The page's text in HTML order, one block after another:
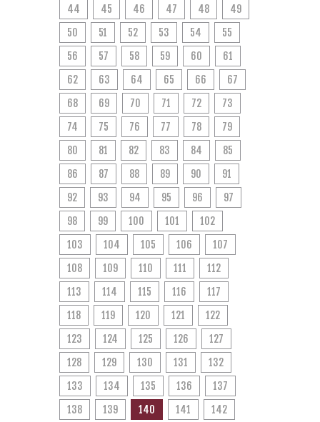
44
45 46 47 48
49
50
51 52 53 54
55
56
57 58 59 60
61
62
63 64 65 66
67
68
69 70 71 72
73
74
75 76 77 78
79
80
81 82 83 84
85
86
87 88 89 90
91
92
93 94 95 96
97
98
99 100 101
102
103
104 105 106
107
108
109 110 111
112
113
114 115 116
117
118
119 120 121
122
123
124 125 126
127
128
129 130 131
132
133
134 135 136
137
138
139 140 141 142